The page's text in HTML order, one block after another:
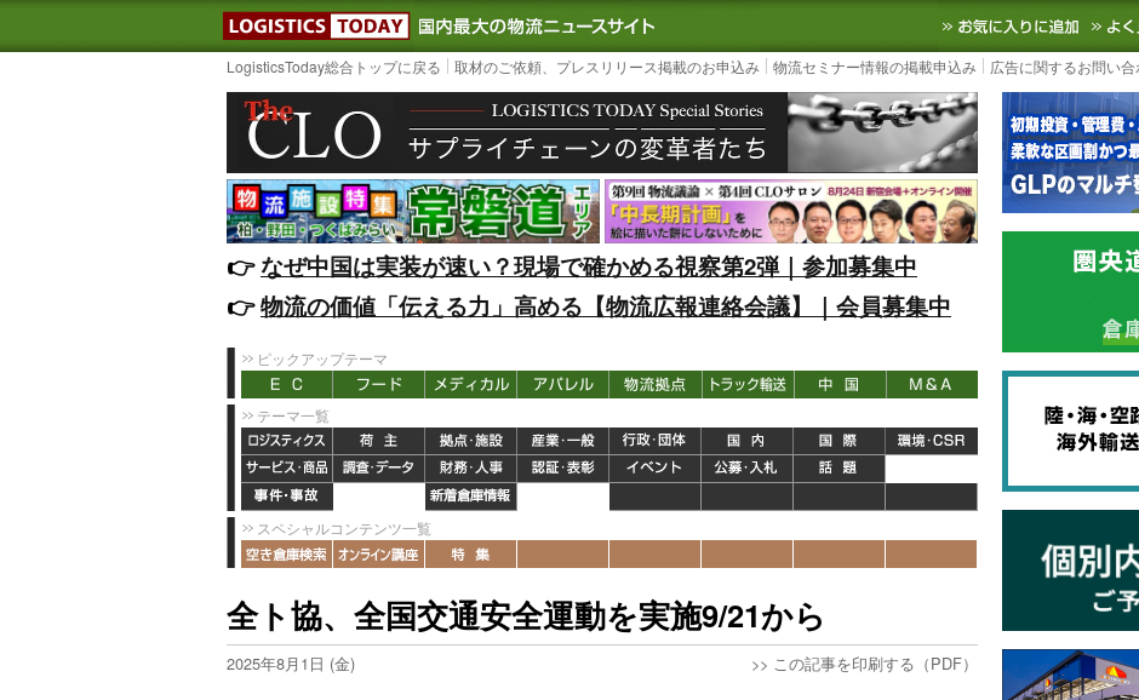
LOGISTICS TODAY｜国内最大の物流ニュースサイト3PL, SCMなど国内外の最新の物流ニュお
LogisticsToday総合トップに戻る 取材のご依頼、プレスリリース掲載のお申込み 物流セミナー情報の掲載申込み 広告に関するお問い
👉️なぜ中国は実装が速い？現場で確かめる視察第2弾｜参加募集中
👉️物流の価値「伝える力」高める【物流広報連絡会議】｜会員募集中
ピックアップテーマ
テーマ一覧
スペシャルコンテンツ一覧
全ト協、全国交通安全運動を実施9/21から
2025年8月1日 (金) >> この記事を印刷する（PDF）